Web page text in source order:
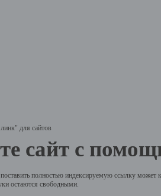
для сайтов
сайт с
поставить полностью индексируемую ссылку
остаются свободными.